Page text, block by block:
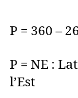
P = 360 –
P = NE :
l’Est